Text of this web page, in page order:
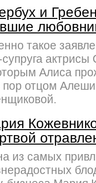
и
такое
супруга
Алиса
пор отцом
из самых